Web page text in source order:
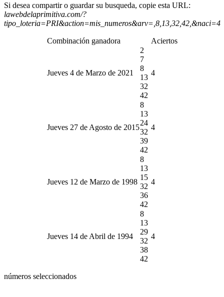
Si desea compartir o guardar su busqueda, copie esta URL:
lawebdelaprimitiva.com/?
tipo_loteria=PRI&action=mis_numeros&arv=,8,13,32,42,&naci=4
Combinación ganadora Aciertos
Jueves 4 de Marzo de 2021
2
7
8
13
32
42
4
Jueves 27 de Agosto de 2015
8
13
24
32
39
42
4
Jueves 12 de Marzo de 1998
8
13
15
32
36
42
4
Jueves 14 de Abril de 1994
8
13
29
32
38
42
4
números seleccionados